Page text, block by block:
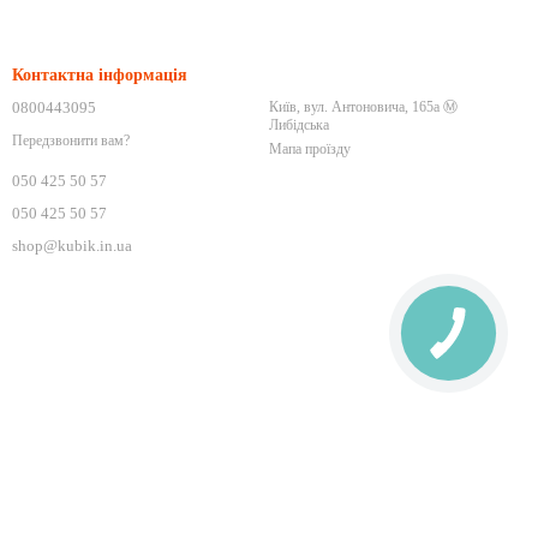
Контактна інформація
0800443095
Передзвонити вам?
050 425 50 57
050 425 50 57
shop@kubik.in.ua
Київ, вул. Антоновича, 165а Ⓜ️
Либідська
Мапа проїзду